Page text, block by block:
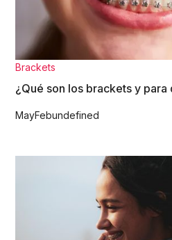
Brackets
¿Qué son los brackets y para
MayFebundefined